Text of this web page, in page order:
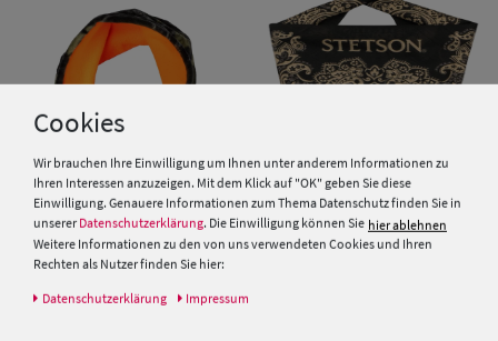
Fiebig Loopschal wendbar aus
Fleece Camouflage und Neon
Stetson Bandana mit Paisley-
Cookies
Wir brauchen Ihre Einwilligung um Ihnen unter anderem Informationen zu
Ihren Interessen anzuzeigen. Mit dem Klick auf "OK" geben Sie diese
Einwilligung. Genauere Informationen zum Thema Datenschutz finden Sie in
unserer Datenschutzerklärung. Die Einwilligung können Sie hier ablehnen
Weitere Informationen zu den von uns verwendeten Cookies und Ihren
Rechten als Nutzer finden Sie hier:
Daten­schutz­erklärung Impressum